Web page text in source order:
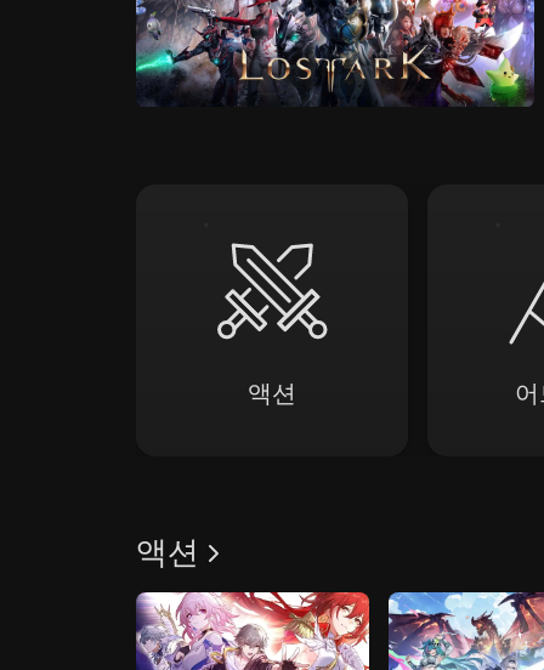
데모를 실행하고 서비스가 어떻
시작하기
액션
액션